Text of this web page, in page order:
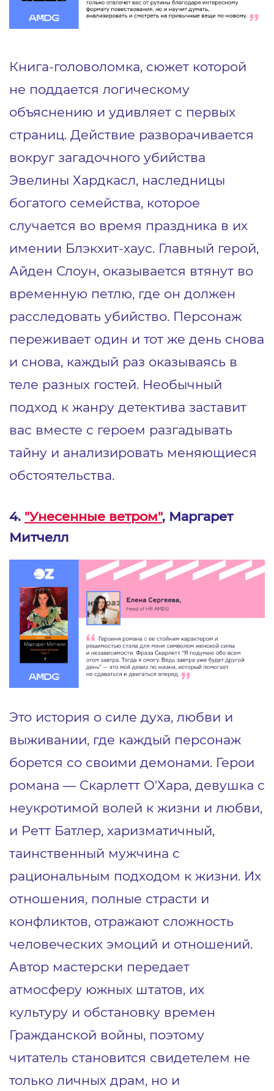
Книга-головоломка, сюжет которой
не поддается логическому
объяснению и удивляет с первых
страниц. Действие разворачивается
вокруг загадочного убийства
Эвелины Хардкасл, наследницы
богатого семейства, которое
случается во время праздника в их
имении Блэкхит-хаус. Главный герой,
Айден Слоун, оказывается втянут во
временную петлю, где он должен
расследовать убийство. Персонаж
переживает один и тот же день снова
и снова, каждый раз оказываясь в
теле разных гостей. Необычный
подход к жанру детектива заставит
вас вместе с героем разгадывать
тайну и анализировать меняющиеся
обстоятельства.
4. "Унесенные ветром", Маргарет
Митчелл
Это история о силе духа, любви и
выживании, где каждый персонаж
борется со своими демонами. Герои
романа — Скарлетт О'Хара, девушка с
неукротимой волей к жизни и любви,
и Ретт Батлер, харизматичный,
таинственный мужчина с
рациональным подходом к жизни. Их
отношения, полные страсти и
конфликтов, отражают сложность
человеческих эмоций и отношений.
Автор мастерски передает
атмосферу южных штатов, их
культуру и обстановку времен
Гражданской войны, поэтому
читатель становится свидетелем не
только личных драм, но и